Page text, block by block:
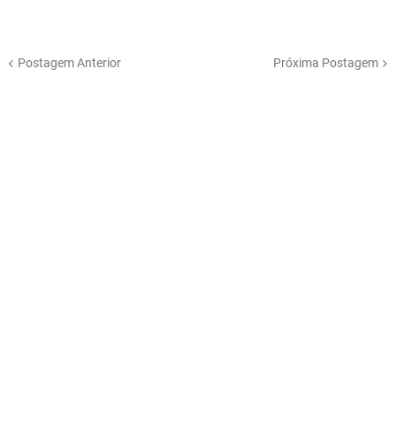
Postagem Anterior Próxima Postagem